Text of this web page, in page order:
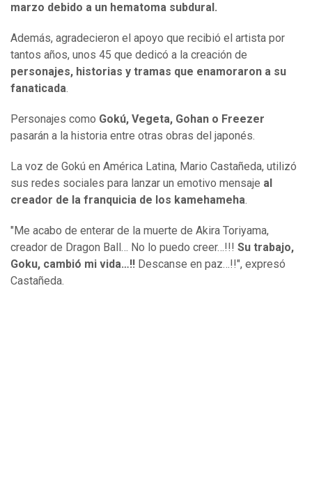
marzo debido a un hematoma subdural.
Además, agradecieron el apoyo que recibió el artista por
tantos años, unos 45 que dedicó a la creación de
personajes, historias y tramas que enamoraron a su
fanaticada.
Personajes como Gokú, Vegeta, Gohan o Freezer
pasarán a la historia entre otras obras del japonés.
La voz de Gokú en América Latina, Mario Castañeda, utilizó
sus redes sociales para lanzar un emotivo mensaje al
creador de la franquicia de los kamehameha.
"Me acabo de enterar de la muerte de Akira Toriyama,
creador de Dragon Ball… No lo puedo creer…!!! Su trabajo,
Goku, cambió mi vida…!! Descanse en paz…!!", expresó
Castañeda.